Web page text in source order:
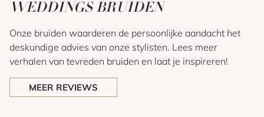
WEDDINGS BRUIDEN
Onze bruiden waarderen de persoonlijke aandacht het
deskundige advies van onze stylisten. Lees meer
verhalen van tevreden bruiden en laat je inspireren!
MEER REVIEWS